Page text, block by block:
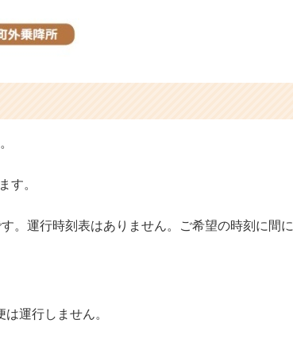
す。
。運行時刻表はありません。ご希望の時刻に間に
運行しません。